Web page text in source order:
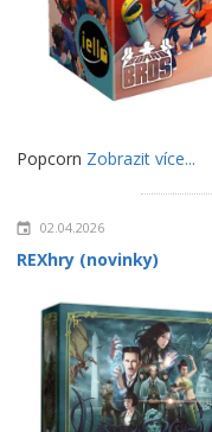
Popcorn Zobrazit více...
02.04.2026
REXhry (novinky)